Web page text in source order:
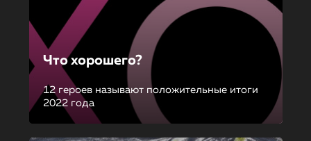
Что хорошего?
12 героев называют положительные итоги
2022 года